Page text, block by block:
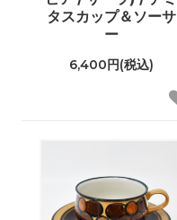
タスカップ＆ソーサ
ー
6,400円(税込)